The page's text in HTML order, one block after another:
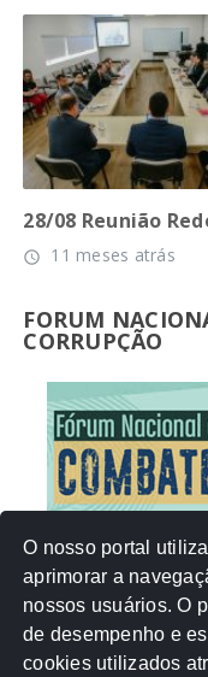
28/08 Reunião
access_time 11 meses atrás
FORUM
CORRUPÇÃO
NUVEM DE TAGS
Acontece na Rede
O nosso portal
aprimorar a
nossos usuários. O
de desempenho e
cookies utilizados